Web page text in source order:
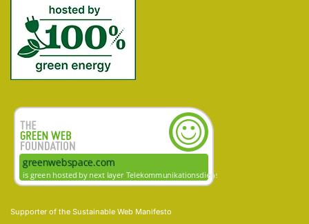
Supporter of the Sustainable Web Manifesto